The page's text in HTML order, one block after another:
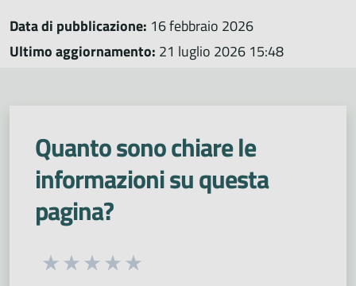
Data di pubblicazione: 16 febbraio 2026
Ultimo aggiornamento: 21 luglio 2026 15:48
Quanto sono chiare le
informazioni su questa
pagina?
Seleziona una valutazione da 1 a 5 stelle